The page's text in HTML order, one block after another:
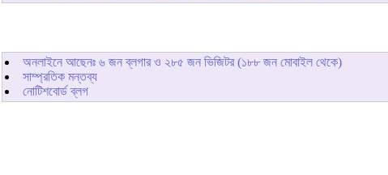
অনলাইনে আছেনঃ ৬ জন ব্লগার ও ২৮৫ জন ভিজিটর (১৮৮ জন মোবাইল থেকে)
সাম্প্রতিক মন্তব্য
নোটিশবোর্ড ব্লগ